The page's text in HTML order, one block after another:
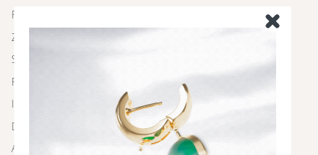
Rückgabe
Zahlung und Versand
Schmuckpflege
FAQ
Impressum
Datenschutz
AGBs